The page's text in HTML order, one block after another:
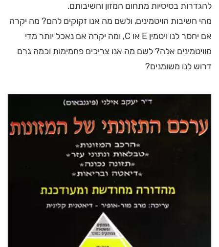
להגדרות בסיסיות מתחום המזון וחשיבותם.
מהי חשיבות הויטמינים, ולשם מה אנו זקוקים להם? מה יקרה
אם יחסר לנו ויטמין E או C, ומה יקרה אם נאכל יותר מדי
מוויטמינים אלה? לשם מה אנו צריכים פחמימות וכמה גרם
דרוש לנו משומנים?